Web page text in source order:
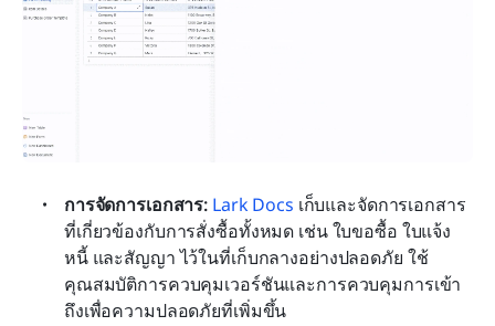
การจัดการเอกสาร: Lark Docs เก็บและจัดการเอกสาร
ที่เกี่ยวข้องกับการสั่งซื้อทั้งหมด เช่น ใบขอซื้อ ใบแจ้ง
หนี้ และสัญญา ไว้ในที่เก็บกลางอย่างปลอดภัย ใช้
คุณสมบัติการควบคุมเวอร์ชันและการควบคุมการเข้า
ถึงเพื่อความปลอดภัยที่เพิ่มขึ้น